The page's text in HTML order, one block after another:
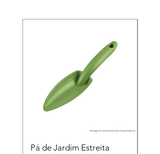
Pá de Jardim Estreita